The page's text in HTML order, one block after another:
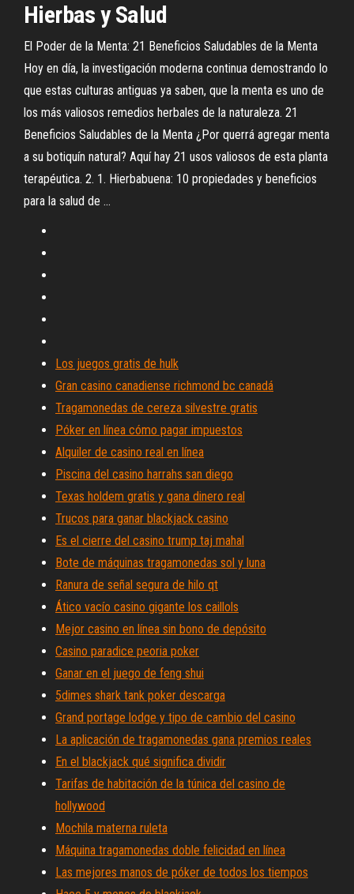
Hierbas y Salud
El Poder de la Menta: 21 Beneficios Saludables de la Menta
Hoy en día, la investigación moderna continua demostrando lo
que estas culturas antiguas ya saben, que la menta es uno de
los más valiosos remedios herbales de la naturaleza. 21
Beneficios Saludables de la Menta ¿Por querrá agregar menta
a su botiquín natural? Aquí hay 21 usos valiosos de esta planta
terapéutica. 2. 1. Hierbabuena: 10 propiedades y beneficios
para la salud de ...
Los juegos gratis de hulk
Gran casino canadiense richmond bc canadá
Tragamonedas de cereza silvestre gratis
Póker en línea cómo pagar impuestos
Alquiler de casino real en línea
Piscina del casino harrahs san diego
Texas holdem gratis y gana dinero real
Trucos para ganar blackjack casino
Es el cierre del casino trump taj mahal
Bote de máquinas tragamonedas sol y luna
Ranura de señal segura de hilo qt
Ático vacío casino gigante los caillols
Mejor casino en línea sin bono de depósito
Casino paradice peoria poker
Ganar en el juego de feng shui
5dimes shark tank poker descarga
Grand portage lodge y tipo de cambio del casino
La aplicación de tragamonedas gana premios reales
En el blackjack qué significa dividir
Tarifas de habitación de la túnica del casino de
hollywood
Mochila materna ruleta
Máquina tragamonedas doble felicidad en línea
Las mejores manos de póker de todos los tiempos